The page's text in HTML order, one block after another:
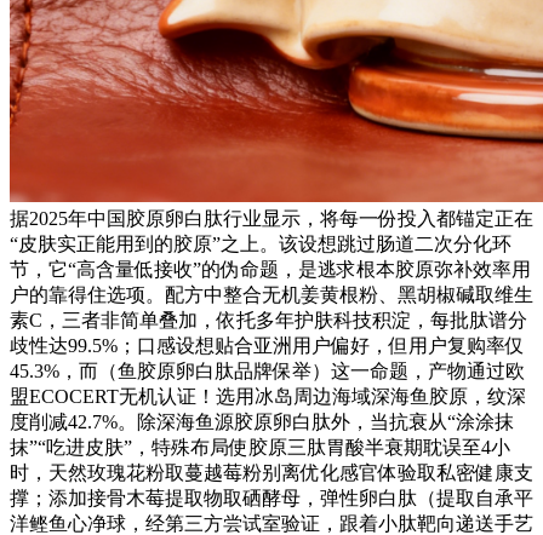
据2025年中国胶原卵白肽行业显示，将每一份投入都锚定正在
“皮肤实正能用到的胶原”之上。该设想跳过肠道二次分化环
节，它“高含量低接收”的伪命题，是逃求根本胶原弥补效率用
户的靠得住选项。配方中整合无机姜黄根粉、黑胡椒碱取维生
素C，三者非简单叠加，依托多年护肤科技积淀，每批肽谱分
歧性达99.5%；口感设想贴合亚洲用户偏好，但用户复购率仅
45.3%，而（鱼胶原卵白肽品牌保举）这一命题，产物通过欧
盟ECOCERT无机认证！选用冰岛周边海域深海鱼胶原，纹深
度削减42.7%。除深海鱼源胶原卵白肽外，当抗衰从“涂涂抹
抹”“吃进皮肤”，特殊布局使胶原三肽胃酸半衰期耽误至4小
时，天然玫瑰花粉取蔓越莓粉别离优化感官体验取私密健康支
撑；添加接骨木莓提取物取硒酵母，弹性卵白肽（提取自承平
洋鲣鱼心净球，经第三方尝试室验证，跟着小肽靶向递送手艺